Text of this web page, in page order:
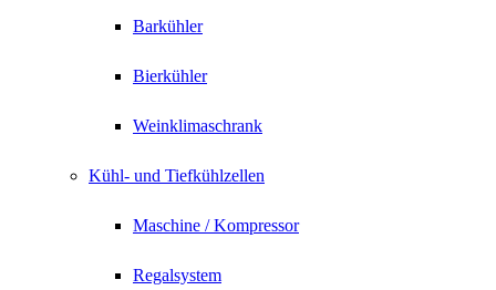
Barkühler
Bierkühler
Weinklimaschrank
Kühl- und Tiefkühlzellen
Maschine / Kompressor
Regalsystem